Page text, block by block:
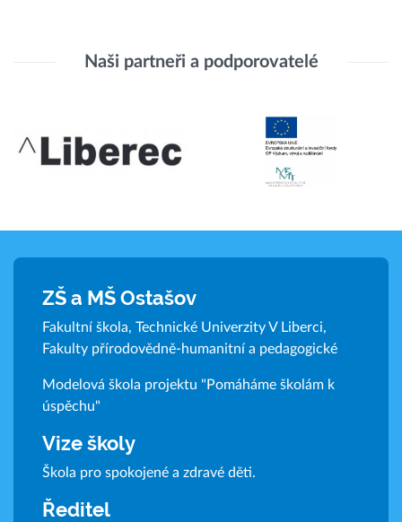
Naši partneři a podporovatelé
ZŠ a MŠ Ostašov
Fakultní škola, Technické Univerzity V Liberci,
Fakulty přírodovědně-humanitní a pedagogické
Modelová škola projektu "Pomáháme školám k
úspěchu"
Vize školy
Škola pro spokojené a zdravé děti.
Ředitel